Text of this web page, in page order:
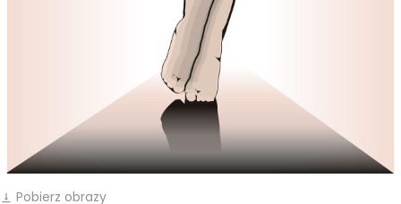
vertical_align_bottom Pobierz obrazy